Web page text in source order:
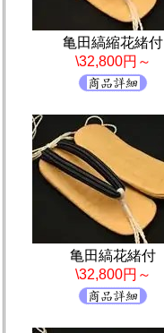
亀田縞縮花緒付
\32,800円～
亀田縞花緒付
\32,800円～